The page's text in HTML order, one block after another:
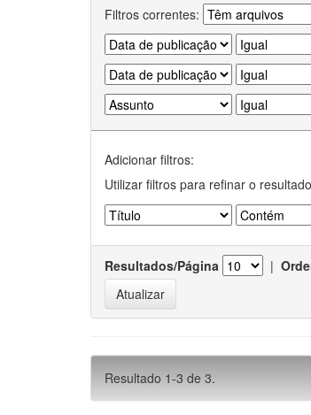
Filtros correntes:
Adicionar filtros:
Utilizar filtros para refinar o
Resultados/Página |
Resultado 1-3 de 3.